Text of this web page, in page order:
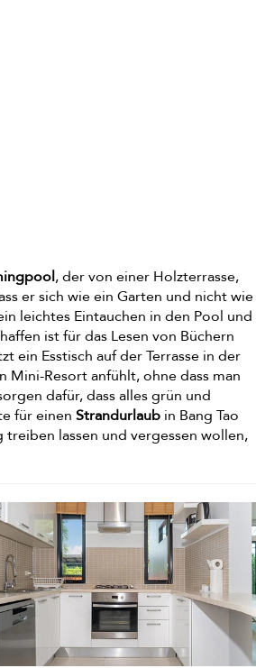
, der von einer Holzterrasse,
er sich wie ein Garten und nicht wie
leichtes Eintauchen in den Pool und
ist für das Lesen von Büchern
ein Esstisch auf der Terrasse in der
Mini-Resort anfühlt, ohne dass man
dafür, dass alles grün und
für einenStrandurlaub in Bang Tao
lassen und vergessen wollen,